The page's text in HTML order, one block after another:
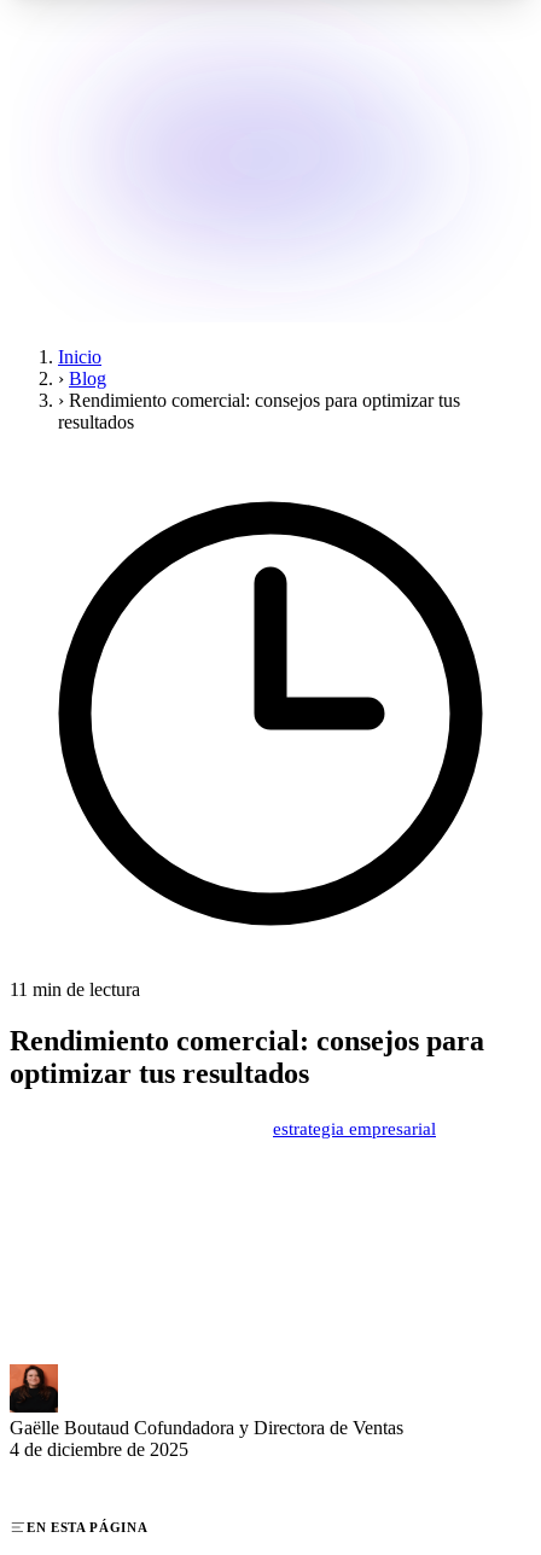
Inicio
› Blog
› Rendimiento comercial: consejos para optimizar tus
resultados
11 min de lectura
Rendimiento comercial: consejos para
optimizar tus resultados
estrategia empresarial
Gaëlle Boutaud Cofundadora y Directora de Ventas
4 de diciembre de 2025
EN ESTA PÁGINA